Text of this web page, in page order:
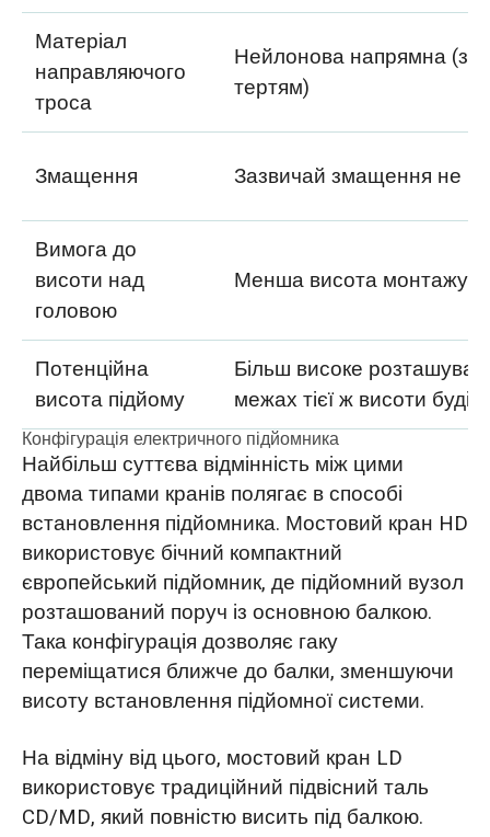
Матеріал
направляючого
троса
Нейлонова напрямна (з
тертям)
Змащення Зазвичай змащення не
Вимога до
висоти над
головою
Менша висота монтажу
Потенційна
висота підйому
Більш високе
межах тієї ж висоти
Конфігурація електричного підйомника
Найбільш суттєва відмінність між цими
двома типами кранів полягає в способі
встановлення підйомника. Мостовий кран HD
використовує бічний компактний
європейський підйомник, де підйомний вузол
розташований поруч із основною балкою.
Така конфігурація дозволяє гаку
переміщатися ближче до балки, зменшуючи
висоту встановлення підйомної системи.
На відміну від цього, мостовий кран LD
використовує традиційний підвісний таль
CD/MD, який повністю висить під балкою.